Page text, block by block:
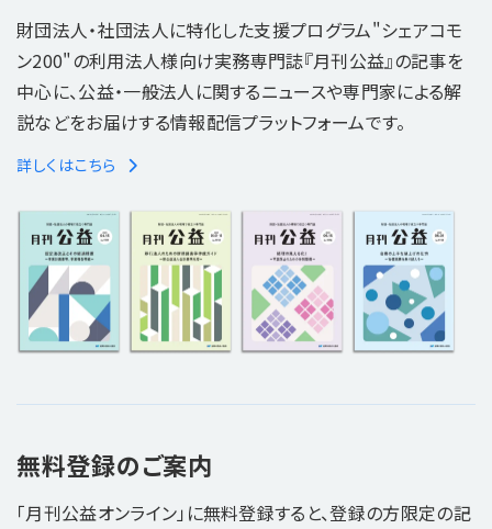
財団法人・社団法人に特化した支援プログラム"シェアコモ
ン200"の利用法人様向け実務専門誌『月刊公益』の記事を
中心に、公益・一般法人に関するニュースや専門家による解
説などをお届けする情報配信プラットフォームです。
詳しくはこちら
無料登録のご案内
「月刊公益オンライン」に無料登録すると、登録の方限定の記